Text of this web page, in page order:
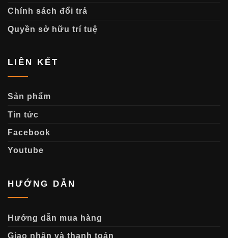
Chính sách đổi trả
Quyền sở hữu trí tuệ
LIÊN KẾT
Sản phẩm
Tin tức
Facebook
Youtube
HƯỚNG DẪN
Hướng dẫn mua hàng
Giao nhận và thanh toán